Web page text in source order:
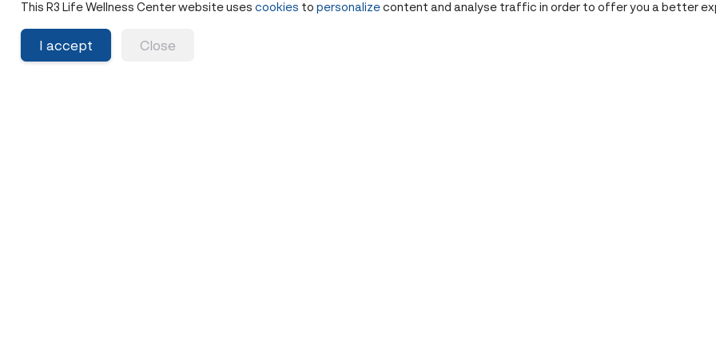
ภาวะหัวใจเต้นผิดจังหวะ (Atrial Fibrillation) ได้
This R3 Life Wellness Center website usescookies topersonalizecontent and analyse traffic in order to offer you a better
I accept Close